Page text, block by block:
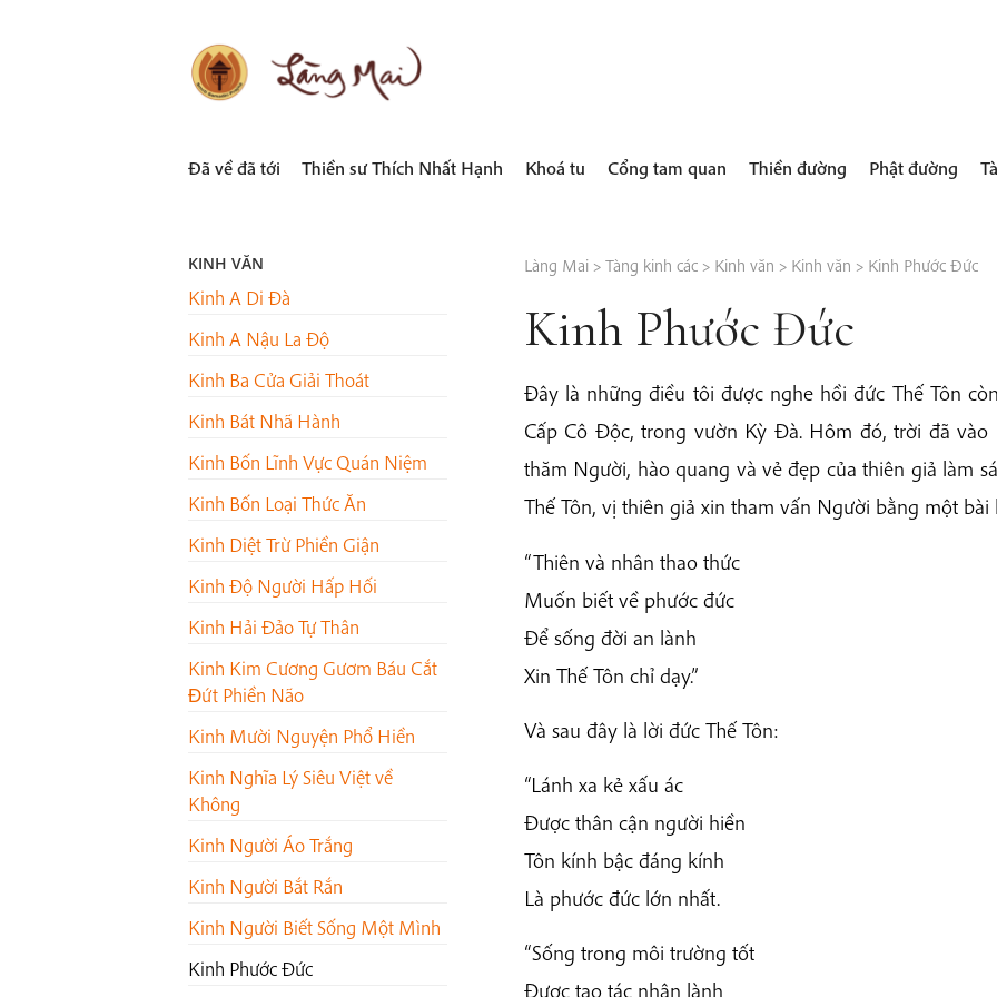
LÀNG MAI
Đã về đã tới Thiền sư Thích Nhất Hạnh Khoá tu Cổng tam quan Thiền đường Phật đường
KINH VĂN
Kinh A Di Đà
Kinh A Nậu La Độ
Kinh Ba Cửa Giải Thoát
Kinh Bát Nhã Hành
Kinh Bốn Lĩnh Vực Quán Niệm
Kinh Bốn Loại Thức Ăn
Kinh Diệt Trừ Phiền Giận
Kinh Độ Người Hấp Hối
Kinh Hải Đảo Tự Thân
Kinh Kim Cương Gươm Báu Cắt
Ðứt Phiền Não
Kinh Mười Nguyện Phổ Hiền
Kinh Nghĩa Lý Siêu Việt về
Không
Kinh Người Áo Trắng
Kinh Người Bắt Rắn
Kinh Người Biết Sống Một Mình
Kinh Phước Đức
Làng Mai> Tàng kinh các> Kinh văn > Kinh văn > Kinh Phước Đức
Kinh Phước Đức
Đây là những điều tôi được nghe hồi đức Thế Tôn
Cấp Cô Độc, trong vườn Kỳ Đà. Hôm đó, trời đã
thăm Người, hào quang và vẻ đẹp của thiên giả làm
Thế Tôn, vị thiên giả xin tham vấn Người bằng một bài
“Thiên và nhân thao thức
Muốn biết về phước đức
Để sống đời an lành
Xin Thế Tôn chỉ dạy.”
Và sau đây là lời đức Thế Tôn:
“Lánh xa kẻ xấu ác
Được thân cận người hiền
Tôn kính bậc đáng kính
Là phước đức lớn nhất.
“Sống trong môi trường tốt
Được tạo tác nhân lành